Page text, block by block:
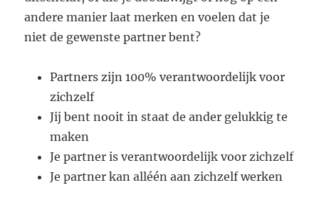
andere manier laat merken en voelen dat je
niet de gewenste partner bent?
Partners zijn 100% verantwoordelijk voor
zichzelf
Jij bent nooit in staat de ander gelukkig te
maken
Je partner is verantwoordelijk voor zichzelf
Je partner kan alléén aan zichzelf werken